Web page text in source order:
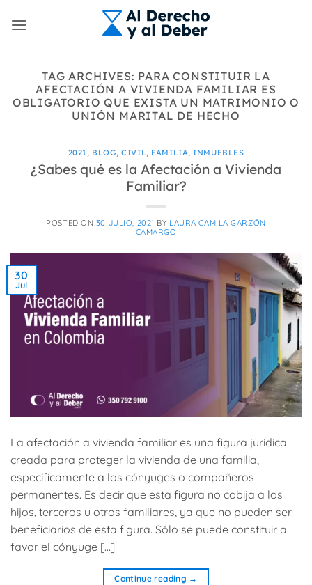
TAG ARCHIVES: PARA CONSTITUIR LA
AFECTACIÓN A VIVIENDA FAMILIAR ES
OBLIGATORIO QUE EXISTA UN MATRIMONIO O
UNIÓN MARITAL DE HECHO
2021 , BLOG,CIVIL, FAMILIA,INMUEBLES
¿Sabes qué es la Afectación a Vivienda
Familiar?
POSTED ON 30 JULIO, 2021 BY LAURA CAMILA GARZÓN
CAMARGO
30
Jul
La afectación a vivienda familiar es una figura jurídica
creada para proteger la vivienda de una familia,
específicamente a los cónyuges o compañeros
permanentes. Es decir que esta figura no cobija a los
hijos, terceros u otros familiares, ya que no pueden ser
beneficiarios de esta figura. Sólo se puede constituir a
favor el cónyuge […]
Continue reading →